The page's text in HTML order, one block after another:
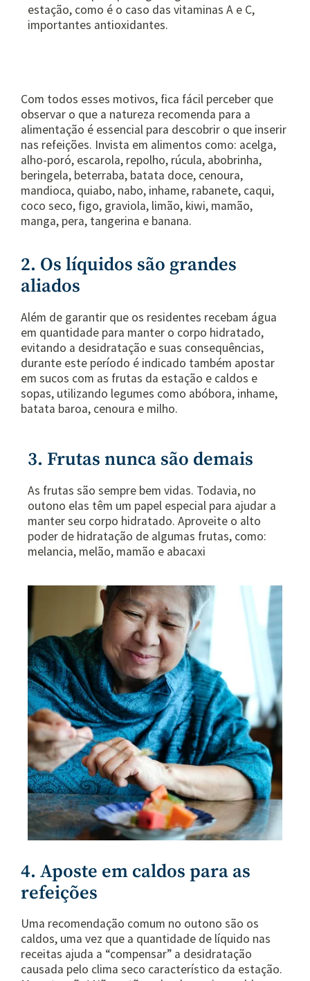
estação, como é o caso das vitaminas A e C,
importantes antioxidantes.
Com todos esses motivos, fica fácil perceber que
observar o que a natureza recomenda para a
alimentação é essencial para descobrir o que inserir
nas refeições. Invista em alimentos como: acelga,
alho-poró, escarola, repolho, rúcula, abobrinha,
beringela, beterraba, batata doce, cenoura,
mandioca, quiabo, nabo, inhame, rabanete, caqui,
coco seco, figo, graviola, limão, kiwi, mamão,
manga, pera, tangerina e banana.
2. Os líquidos são grandes
aliados
Além de garantir que os residentes recebam água
em quantidade para manter o corpo hidratado,
evitando a desidratação e suas consequências,
durante este período é indicado também apostar
em sucos com as frutas da estação e caldos e
sopas, utilizando legumes como abóbora, inhame,
batata baroa, cenoura e milho.
3. Frutas nunca são demais
As frutas são sempre bem vidas. Todavia, no
outono elas têm um papel especial para ajudar a
manter seu corpo hidratado. Aproveite o alto
poder de hidratação de algumas frutas, como:
melancia, melão, mamão e abacaxi
4. Aposte em caldos para as
refeições
Uma recomendação comum no outono são os
caldos, uma vez que a quantidade de líquido nas
receitas ajuda a “compensar” a desidratação
causada pelo clima seco característico da estação.